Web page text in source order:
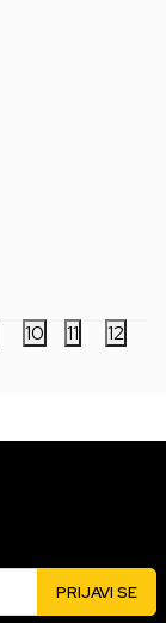
10 11 12
PRIJAVI SE